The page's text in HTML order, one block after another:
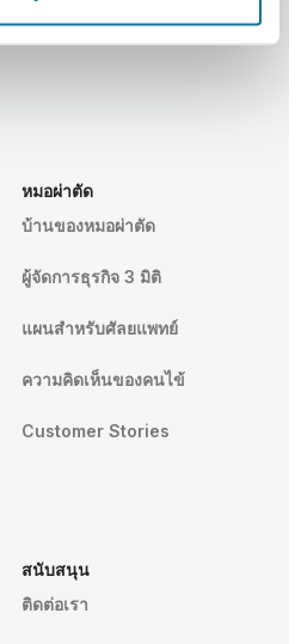
หมอผ่าตัด
บ้านของหมอผ่าตัด
ผู้จัดการธุรกิจ 3 มิติ
แผนสำหรับศัลยแพทย์
ความคิดเห็นของคนไข้
Customer Stories
สนับสนุน
ติดต่อเรา